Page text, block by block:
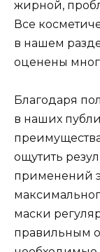
жирной,
Все
в нашем
оценены
Благодаря
в наших
ощутить
применений
маски
правильным